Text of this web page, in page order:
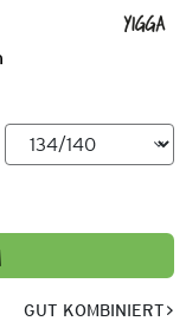
GUT KOMBINIERT